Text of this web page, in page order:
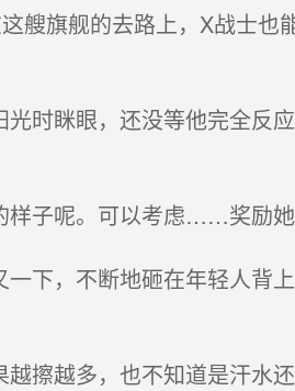
艘旗舰的去路上，X战士也
时眯眼，还没等他完全反
子呢。可以考虑……奖励她
下，不断地砸在年轻人背
擦越多，也不知道是汗水还